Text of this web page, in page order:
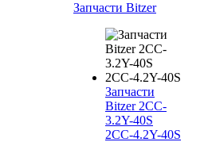
Запчасти Bitzer
Запчасти
Bitzer 2CC-
3.2Y-40S
2CC-4.2Y-40S